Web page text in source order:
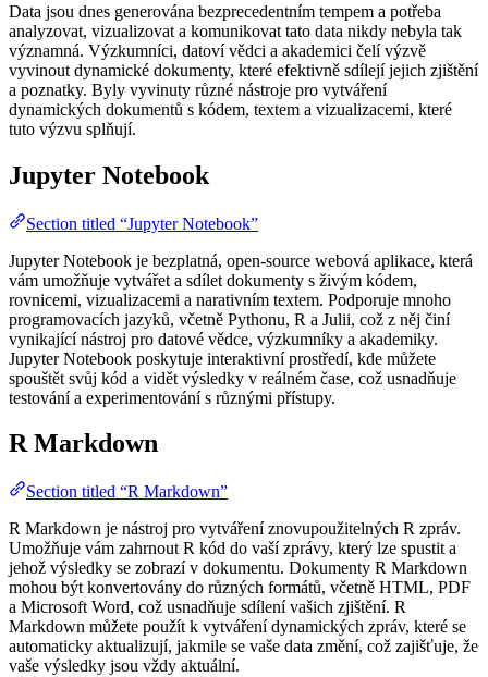
Data jsou dnes generována bezprecedentním tempem a potřeba
analyzovat, vizualizovat a komunikovat tato data nikdy nebyla tak
významná. Výzkumníci, datoví vědci a akademici čelí výzvě
vyvinout dynamické dokumenty, které efektivně sdílejí jejich zjištění
a poznatky. Byly vyvinuty různé nástroje pro vytváření
dynamických dokumentů s kódem, textem a vizualizacemi, které
tuto výzvu splňují.
Jupyter Notebook
Section titled “Jupyter Notebook”
Jupyter Notebook je bezplatná, open-source webová aplikace, která
vám umožňuje vytvářet a sdílet dokumenty s živým kódem,
rovnicemi, vizualizacemi a narativním textem. Podporuje mnoho
programovacích jazyků, včetně Pythonu, R a Julii, což z něj činí
vynikající nástroj pro datové vědce, výzkumníky a akademiky.
Jupyter Notebook poskytuje interaktivní prostředí, kde můžete
spouštět svůj kód a vidět výsledky v reálném čase, což usnadňuje
testování a experimentování s různými přístupy.
R Markdown
Section titled “R Markdown”
R Markdown je nástroj pro vytváření znovupoužitelných R zpráv.
Umožňuje vám zahrnout R kód do vaší zprávy, který lze spustit a
jehož výsledky se zobrazí v dokumentu. Dokumenty R Markdown
mohou být konvertovány do různých formátů, včetně HTML, PDF
a Microsoft Word, což usnadňuje sdílení vašich zjištění. R
Markdown můžete použít k vytváření dynamických zpráv, které se
automaticky aktualizují, jakmile se vaše data změní, což zajišťuje, že
vaše výsledky jsou vždy aktuální.